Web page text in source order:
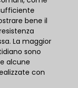
bene il
La maggior
sono
alcune
con